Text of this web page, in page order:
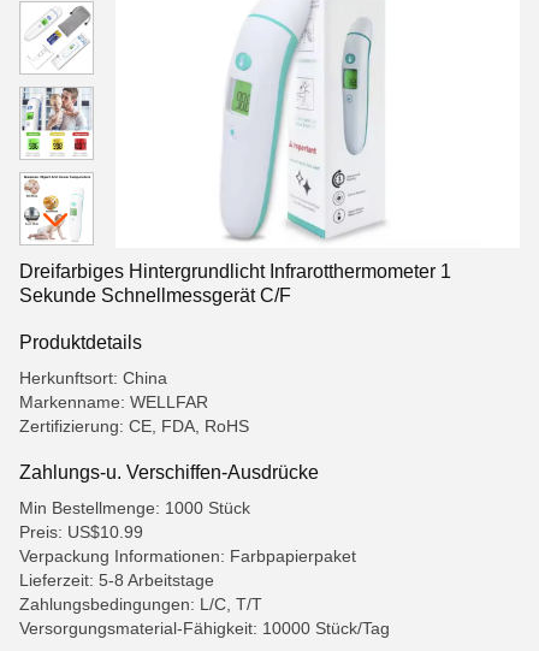
Dreifarbiges Hintergrundlicht Infrarotthermometer 1
Sekunde Schnellmessgerät C/F
Produktdetails
Herkunftsort: China
Markenname: WELLFAR
Zertifizierung: CE, FDA, RoHS
Zahlungs-u. Verschiffen-Ausdrücke
Min Bestellmenge: 1000 Stück
Preis: US$10.99
Verpackung Informationen: Farbpapierpaket
Lieferzeit: 5-8 Arbeitstage
Zahlungsbedingungen: L/C, T/T
Versorgungsmaterial-Fähigkeit: 10000 Stück/Tag